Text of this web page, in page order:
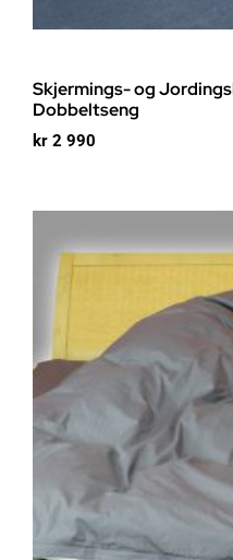
Skjermings- og
Dobbeltseng
kr 2 990